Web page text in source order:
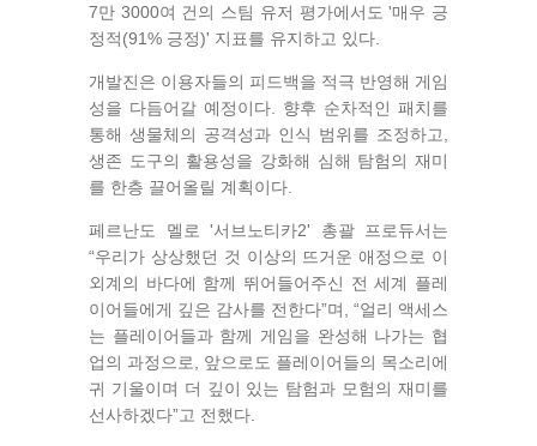
7만 3000여 건의 스팀 유저 평가에서도 '매우 긍
정적(91% 긍정)' 지표를 유지하고 있다.
개발진은 이용자들의 피드백을 적극 반영해 게임
성을 다듬어갈 예정이다. 향후 순차적인 패치를
통해 생물체의 공격성과 인식 범위를 조정하고,
생존 도구의 활용성을 강화해 심해 탐험의 재미
를 한층 끌어올릴 계획이다.
페르난도 멜로 '서브노티카2' 총괄 프로듀서는
“우리가 상상했던 것 이상의 뜨거운 애정으로 이
외계의 바다에 함께 뛰어들어주신 전 세계 플레
이어들에게 깊은 감사를 전한다”며, “얼리 액세스
는 플레이어들과 함께 게임을 완성해 나가는 협
업의 과정으로, 앞으로도 플레이어들의 목소리에
귀 기울이며 더 깊이 있는 탐험과 모험의 재미를
선사하겠다”고 전했다.